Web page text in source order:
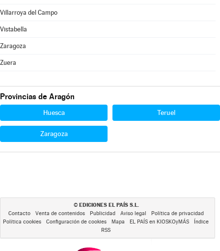
Villarroya del Campo
Vistabella
Zaragoza
Zuera
Provincias de Aragón
Huesca Teruel
Zaragoza
© EDICIONES EL PAÍS S.L.
Contacto Venta de contenidos Publicidad Aviso legal
Política de privacidad
Política cookies
Configuración de cookies Mapa EL PAÍS en KIOSKOyMÁS
Índice
RSS